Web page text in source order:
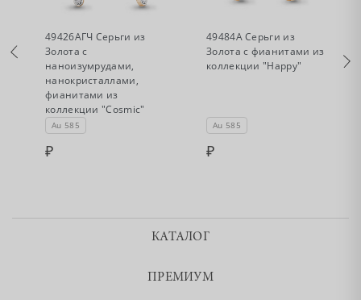
49426АГЧ Серьги из
Золота с
наноизумрудами,
нанокристаллами,
фианитами из
коллекции "Cosmic"
Au 585
49484А Серьги из
Золота с фианитами из
коллекции "Happy"
Au 585
КАТАЛОГ
ПРЕМИУМ